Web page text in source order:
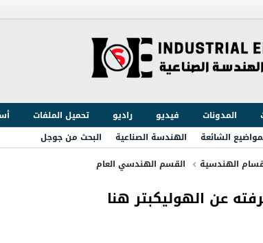
المدونات فيديو راديو تحميل الملفات
الشائعة الهندسة الصناعية
البحث من جوجل
الهندسية القسم الهندسي العام
عن الهوليكبتر هنا